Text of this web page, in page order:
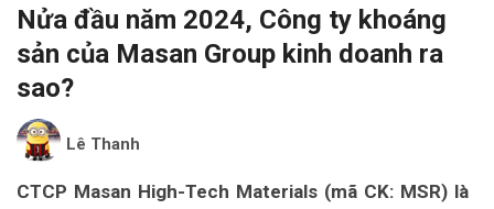
Nửa đầu năm 2024, Công ty khoáng
sản của Masan Group kinh doanh ra
sao?
Lê Thanh
CTCP Masan High-Tech Materials (mã CK: MSR) là